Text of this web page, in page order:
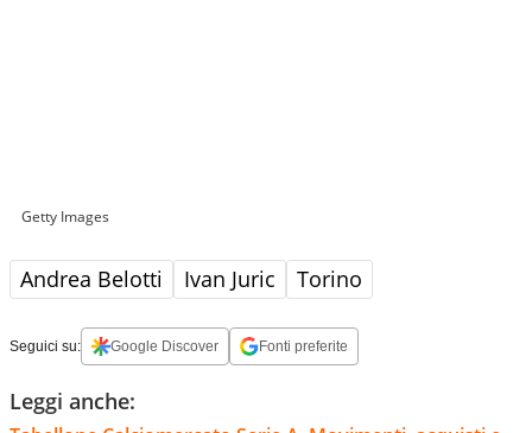
Getty Images
Andrea Belotti Ivan Juric Torino
Seguici su: Google Discover Fonti preferite
Leggi anche: